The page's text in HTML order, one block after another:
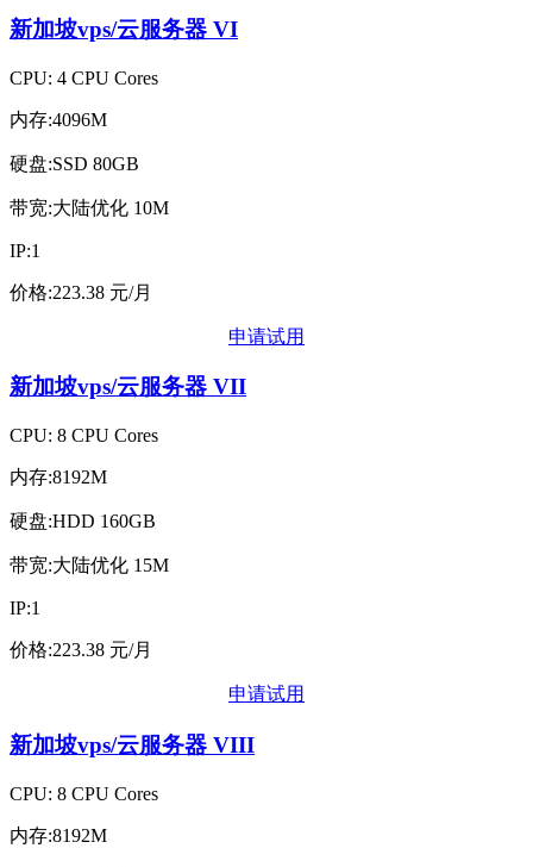
新加坡vps/云服务器 VI
CPU: 4 CPU Cores
内存:4096M
硬盘:SSD 80GB
带宽:大陆优化 10M
IP:1
价格:223.38 元/月
申请试用
新加坡vps/云服务器 VII
CPU: 8 CPU Cores
内存:8192M
硬盘:HDD 160GB
带宽:大陆优化 15M
IP:1
价格:223.38 元/月
申请试用
新加坡vps/云服务器 VIII
CPU: 8 CPU Cores
内存:8192M